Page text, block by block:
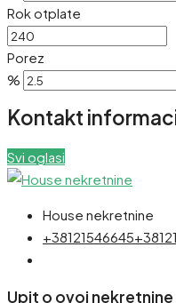
Rok otplate
Porez
%
Kontakt
Svi oglasi
House nekretnine
+38121546645
Upit o ovoj nekretnine